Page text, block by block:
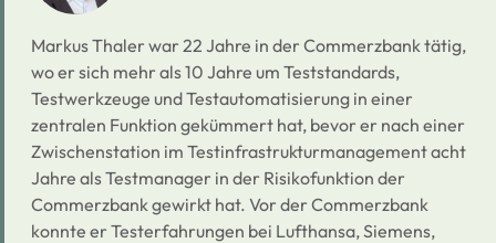
Markus Thaler war 22 Jahre in der Commerzbank tätig,
wo er sich mehr als 10 Jahre um Teststandards,
Testwerkzeuge und Testautomatisierung in einer
zentralen Funktion gekümmert hat, bevor er nach einer
Zwischenstation im Testinfrastrukturmanagement acht
Jahre als Testmanager in der Risikofunktion der
Commerzbank gewirkt hat. Vor der Commerzbank
konnte er Testerfahrungen bei Lufthansa, Siemens,